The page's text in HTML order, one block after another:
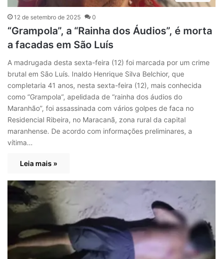
12 de setembro de 2025 0
“Grampola”, a “Rainha dos Áudios”, é morta
a facadas em São Luís
A madrugada desta sexta-feira (12) foi marcada por um crime
brutal em São Luís. Inaldo Henrique Silva Belchior, que
completaria 41 anos, nesta sexta-feira (12), mais conhecida
como “Grampola”, apelidada de “rainha dos áudios do
Maranhão”, foi assassinada com vários golpes de faca no
Residencial Ribeira, no Maracanã, zona rural da capital
maranhense. De acordo com informações preliminares, a
vítima…
Leia mais »